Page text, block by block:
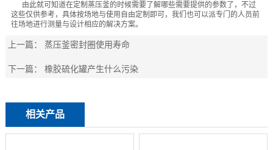
由此就可知道在定制蒸压釜的时候需要了解哪些需要提供的参数了，不过
这些仅供参考，具体按场地与使用自由定制即可，我们也可以派专门的人员前
往场地进行测量与设计相应的解决方案。
上一篇： 蒸压釜密封圈使用寿命
下一篇：橡胶硫化罐产生什么污染
相关产品